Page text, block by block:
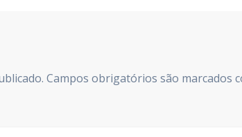
Campos obrigatórios são marcados